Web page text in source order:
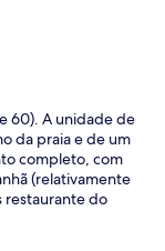
60). A unidade de
da praia e de um
completo, com
(relativamente
restaurante do
petiscos durante
refeições